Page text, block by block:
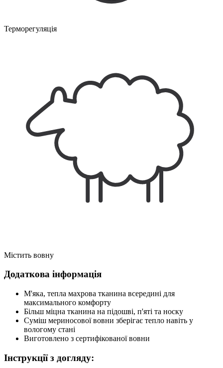
Терморегуляція
Містить вовну
Додаткова інформація
М'яка, тепла махрова тканина всередині для
максимального комфорту
Більш міцна тканина на підошві, п'яті та носку
Суміш мериносової вовни зберігає тепло навіть у
вологому стані
Виготовлено з сертифікованої вовни
Інструкції з догляду: